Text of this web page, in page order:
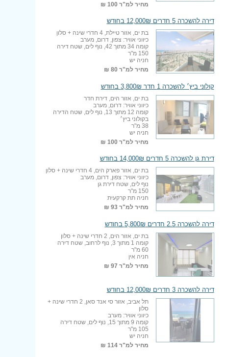
מחיר למ"ר 100 ₪
דירה להשכרה 5 חדרים 12,000₪ בחודש
בת ים, אזור טיילת, 4 חדרי שינה + סלון
כיווני אוויר: צפון, דרום, מערב
קומה 34 מתוך 42, נוף לים, שטח דירה
150 מ"ר
חניה יש
מחיר למ"ר 80 ₪
קולוני ביץ׳ להשכרה 1 חדר 3,800₪ בחודש
בת ים, אזור הים, דירת חדר
כיווני אוויר: דרום, מערב
קומה 12 מתוך 13, נוף לים, שטח הדירה
בקולוני ביץ׳
38 מ"ר
חניה יש
מחיר למ"ר 100 ₪
דירת גן להשכרה 5 חדרים 14,000₪ בחודש
בת ים, אזור פארק הים, 4 חדרי שינה + סלון
כיווני אוויר: צפון, דרום, מערב
נוף לים, שטח דירת גן
150 מ"ר
חניה תת קרקעית
מחיר למ"ר93 ₪
דירה להשכרה 2.5 חדרים 5,800₪ בחודש
בת ים, אזור הים, 2 חדרי שינה + סלון
קומה 1 מתוך 3, נוף לרחוב, שטח דירה
60 מ"ר
חניה אין
מחיר למ"ר 97 ₪
דירה להשכרה 3 חדרים 12,000₪ בחודש
תל אביב, אזור סי אנד סאן, 2 חדרי שינה +
סלון
כיווני אוויר: מערב
קומה 9 מתוך 15, נוף לים, שטח דירה
105 מ"ר
חניה יש
מחיר למ"ר114 ₪